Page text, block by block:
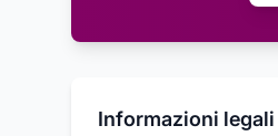
Informazioni legali